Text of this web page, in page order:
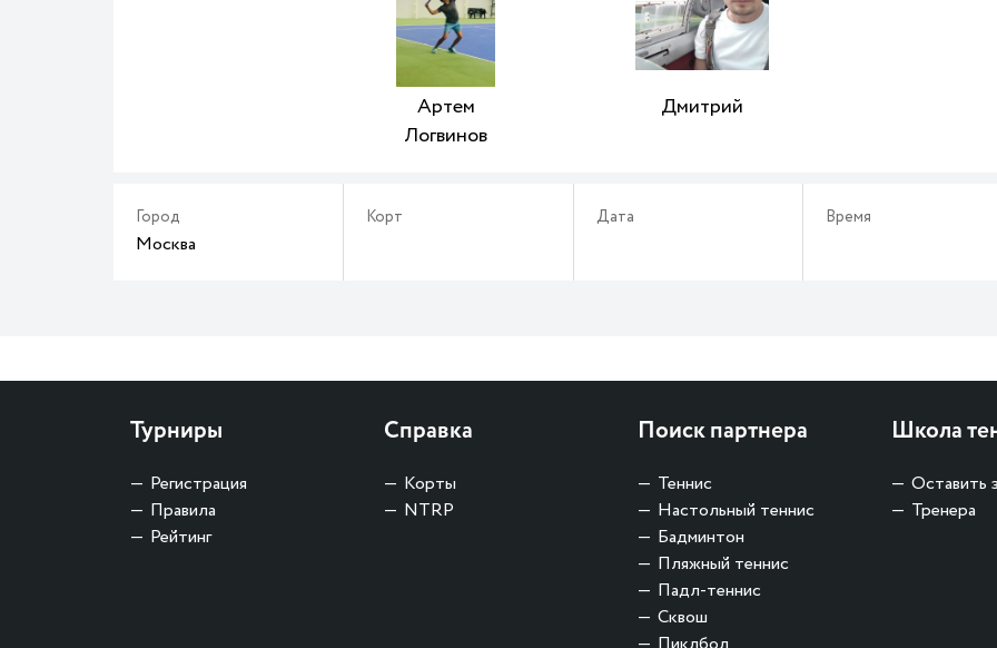
Артем
Логвинов
Дмитрий
Город
Москва
Корт Дата Время
Турниры
Регистрация
Правила
Рейтинг
Справка
Корты
NTRP
Поиск партнера
Теннис
Настольный теннис
Бадминтон
Пляжный теннис
Падл-теннис
Сквош
Школа
Оставить
Тренера